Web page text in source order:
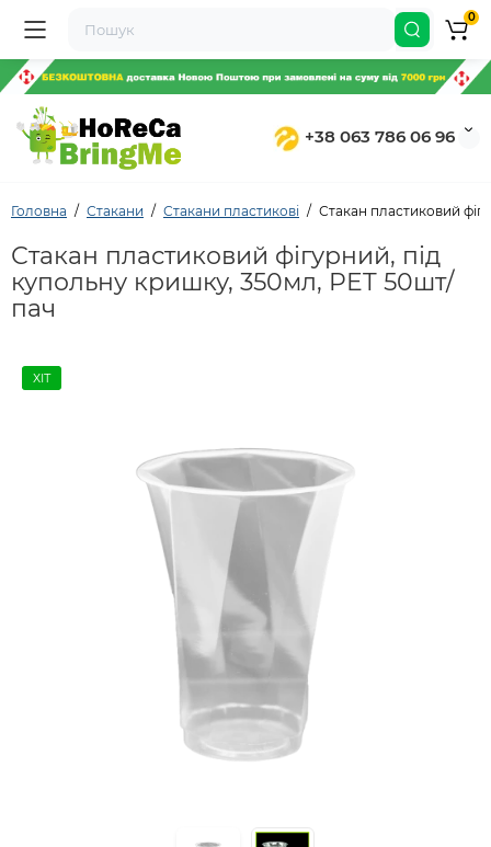
+38 063 786 06 96
0
Головна Стакани Стакани пластикові Стакан пластиковий
Стакан пластиковий фігурний, під
купольну кришку, 350мл, PET 50шт/
пач
ХІТ